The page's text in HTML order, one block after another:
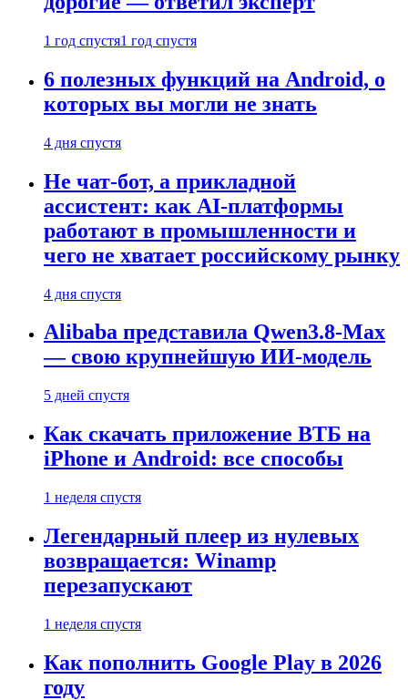
1 год спустя1 год спустя
6 полезных функций на Android, о
которых вы могли не знать
4 дня спустя
Не чат-бот, а прикладной
ассистент: как AI-платформы
работают в промышленности и
чего не хватает российскому рынку
4 дня спустя
Alibaba представила Qwen3.8-Max
— свою крупнейшую ИИ-модель
5 дней спустя
Как скачать приложение ВТБ на
iPhone и Android: все способы
1 неделя спустя
Легендарный плеер из нулевых
возвращается: Winamp
перезапускают
1 неделя спустя
Как пополнить Google Play в 2026
году